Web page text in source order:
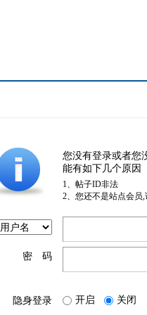
您没有登录或者您
能有如下几个原因
1、帖子ID非法
2、您还不是站点会员
密 码
隐身登录 开启 关闭